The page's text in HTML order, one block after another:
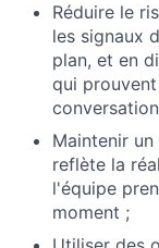
Réduire le
les signaux
plan, et en
qui
Maintenir
reflète la
l'équipe
moment ;